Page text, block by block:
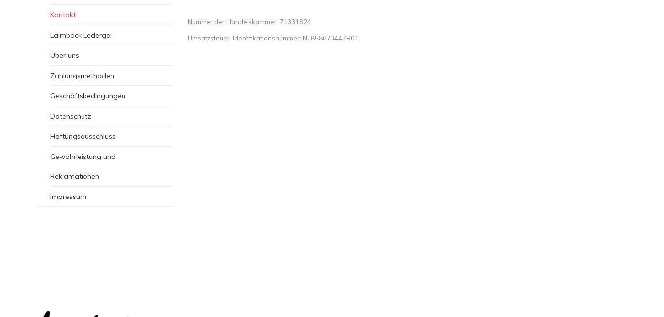
Kontakt
Laimböck Ledergel
Über uns
Zahlungsmethoden
Geschäftsbedingungen
Datenschutz
Haftungsausschluss
Gewährleistung und
Reklamationen
Impressum
Nummer der Handelskammer: 71331824
Umsatzsteuer-Identifikationsnummer: NL858673447B01